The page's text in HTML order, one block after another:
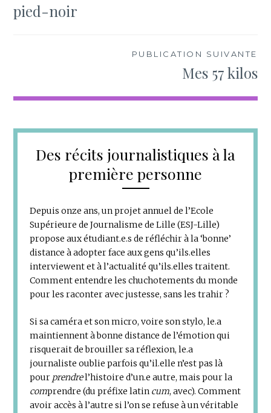
l’article
pied-noir
PUBLICATION SUIVANTE
Mes 57 kilos
Des récits journalistiques à la
première personne
Depuis onze ans, un projet annuel de l’Ecole
Supérieure de Journalisme de Lille (ESJ-Lille)
propose aux étudiant.e.s de réfléchir à la ‘bonne’
distance à adopter face aux gens qu’ils.elles
interviewent et à l’actualité qu’ils.elles traitent.
Comment entendre les chuchotements du monde
pour les raconter avec justesse, sans les trahir ?
Si sa caméra et son micro, voire son stylo, le.a
maintiennent à bonne distance de l’émotion qui
risquerait de brouiller sa réflexion, le.a
journaliste oublie parfois qu’il.elle n’est pas là
pour prendrel’histoire d’un.e autre, mais pour la
comprendre (du préfixe latin cum, avec). Comment
avoir accès à l’autre si l’on se refuse à un véritable